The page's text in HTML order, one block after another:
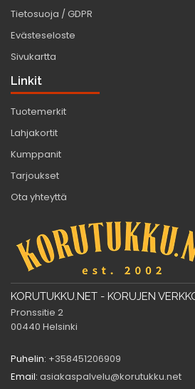
Tietosuoja / GDPR
Evästeseloste
Sivukartta
Linkit
Tuotemerkit
Lahjakortit
Kumppanit
Tarjoukset
Ota yhteyttä
KORUTUKKU.NET - KORUJEN
Pronssitie 2
00440 Helsinki
Puhelin: +358451206909
Email: asiakaspalvelu@korutukku.net